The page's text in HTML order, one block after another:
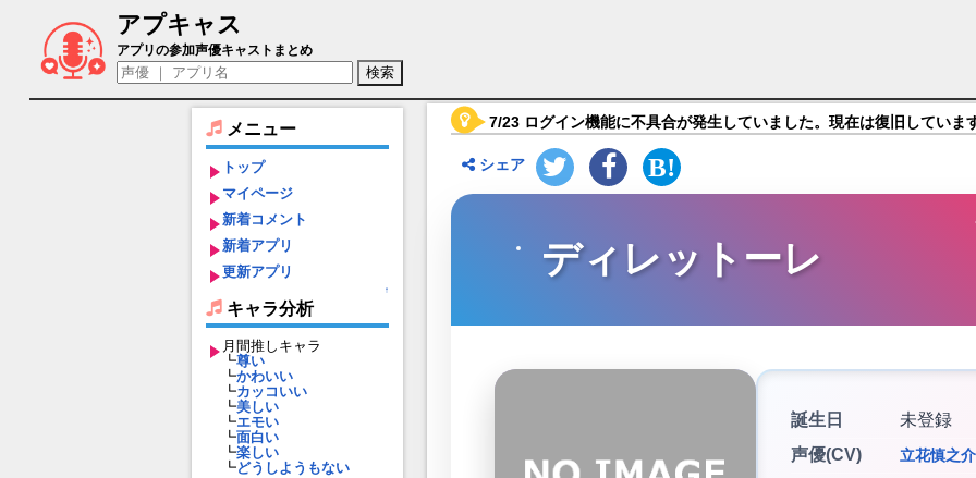
アプキャス
ディレットーレ（声優：立花慎之介)【ピオフィオーレの晩鐘 -Episodio1926-】キャラ紹介
アプリの参加声優キャストまとめ
メニュー
トップ
マイページ
新着コメント
新着アプリ
更新アプリ
↑
キャラ分析
月間推しキャラ
┗尊い
┗かわいい
┗カッコいい
┗美しい
┗エモい
┗面白い
┗楽しい
┗どうしようもない
7/23 ログイン機能に不具合が発生していました。現在は復旧していま
シェア
ディレットーレ
誕生日
未登録
声優(CV)
立花慎之介